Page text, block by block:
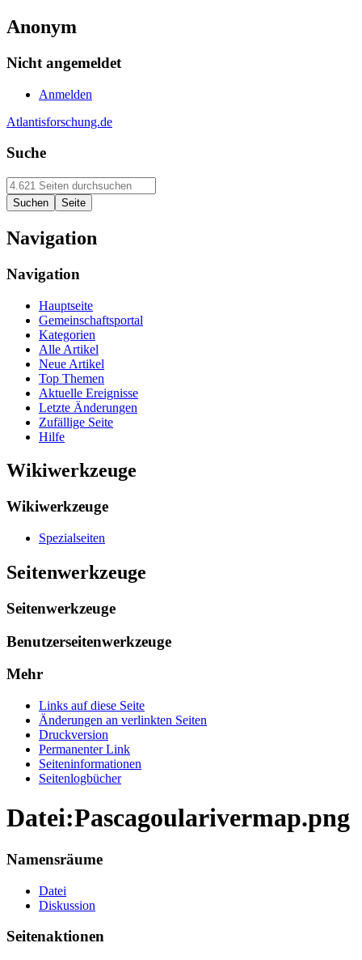
Anonym
Nicht angemeldet
Anmelden
Atlantisforschung.de
Suche
Navigation
Navigation
Hauptseite
Gemeinschaftsportal
Kategorien
Alle Artikel
Neue Artikel
Top Themen
Aktuelle Ereignisse
Letzte Änderungen
Zufällige Seite
Hilfe
Wikiwerkzeuge
Wikiwerkzeuge
Spezialseiten
Seitenwerkzeuge
Seitenwerkzeuge
Benutzerseitenwerkzeuge
Mehr
Links auf diese Seite
Änderungen an verlinkten Seiten
Druckversion
Permanenter Link
Seiten­informationen
Seitenlogbücher
Datei:Pascagoularivermap.png
Namensräume
Datei
Diskussion
Seitenaktionen